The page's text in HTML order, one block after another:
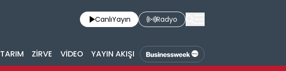
CanlıYayın Radyo
TARIM ZİRVE VİDEO YAYIN AKIŞI